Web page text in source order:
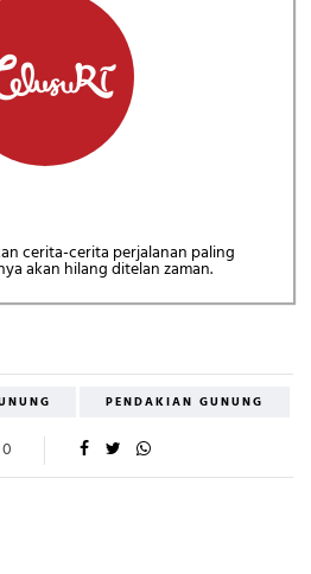
cerita-cerita perjalanan paling
akan hilang ditelan zaman.
PENDAKIAN GUNUNG
0